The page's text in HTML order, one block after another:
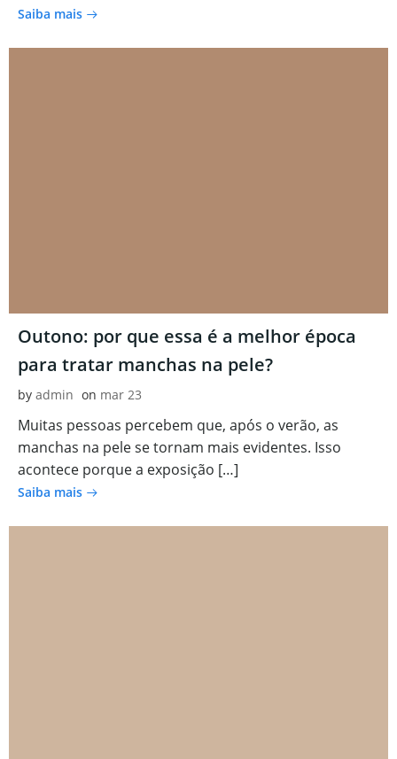
Saiba mais
Outono: por que essa é a melhor época
para tratar manchas na pele?
by admin on mar 23
Muitas pessoas percebem que, após o verão, as
manchas na pele se tornam mais evidentes. Isso
acontece porque a exposição […]
Saiba mais